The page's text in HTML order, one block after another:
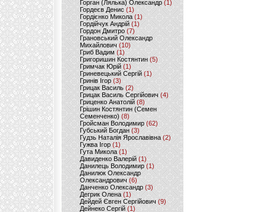
Горган (Лялька) Олександр(1)
Гордеєв Денис (1)
Гордієнко Микола (1)
Гордійчук Андрій (1)
Гордон Дмитро (7)
Грановський Олександр
Михайлович (10)
Гриб Вадим (1)
Григоришин Костянтин (5)
Гримчак Юрій(1)
Гриневецький Сергій(1)
Гринів Ігор (3)
Грицак Василь (2)
Грицак Василь Сергійович (4)
Гриценко Анатолій (8)
Грішин Костянтин (Семен
Семенченко)(8)
Гройсман Володимир(62)
Губський Богдан (3)
Гудзь Наталія Ярославівна(2)
Гужва Ігор (1)
Гута Микола (1)
Давиденко Валерій (1)
Данилець Володимир(1)
Данилюк Олександр
Олександрович (6)
Данченко Олександр (3)
Дегрик Олена(1)
Дейдей Євген Сергійович(9)
Дейнеко Сергій (1)